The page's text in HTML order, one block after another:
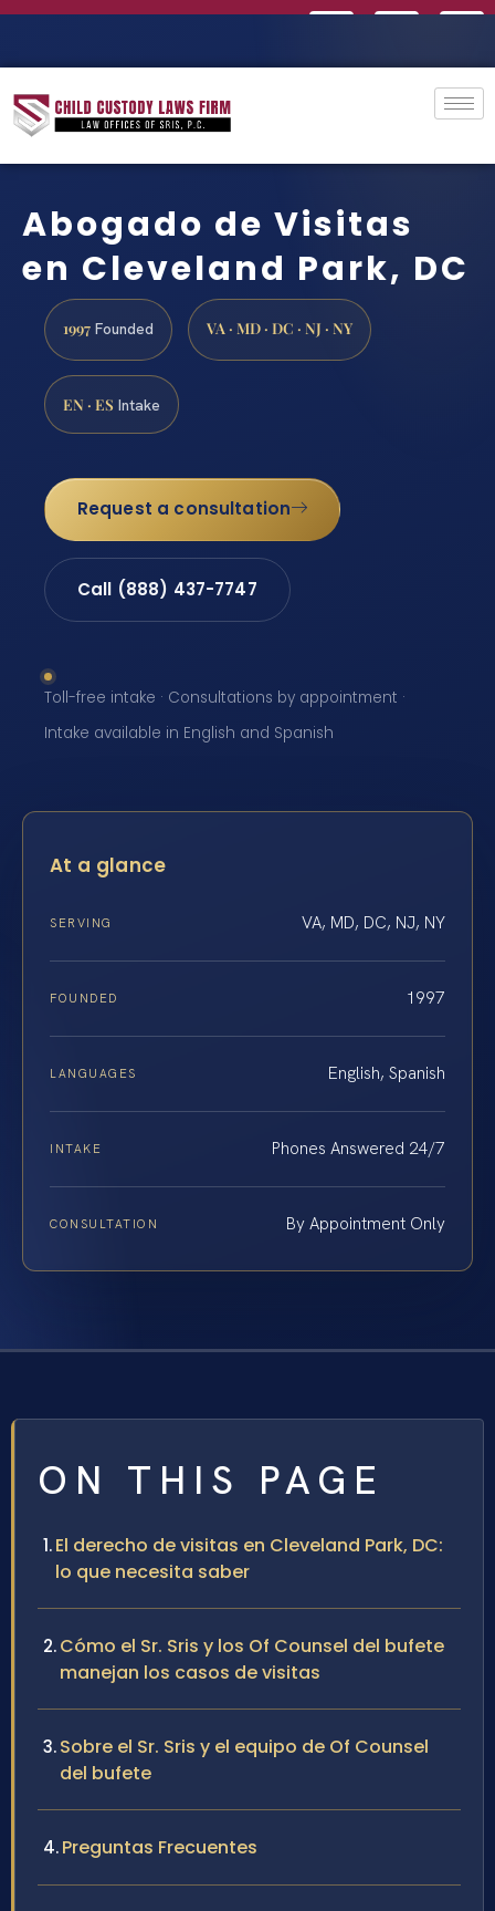
Abogado de Visitas
en Cleveland Park, DC
1997 Founded VA · MD · DC · NJ · NY
EN · ES Intake
Request a consultation
Call (888) 437-7747
Toll-free intake · Consultations by appointment ·
Intake available in English and Spanish
At a glance
SERVING VA, MD, DC, NJ, NY
FOUNDED 1997
LANGUAGES English, Spanish
INTAKE Phones Answered 24/7
CONSULTATION By Appointment Only
ON THIS PAGE
El derecho de visitas en Cleveland Park, DC:
lo que necesita saber
Cómo el Sr. Sris y los Of Counsel del bufete
manejan los casos de visitas
Sobre el Sr. Sris y el equipo de Of Counsel
del bufete
Preguntas Frecuentes